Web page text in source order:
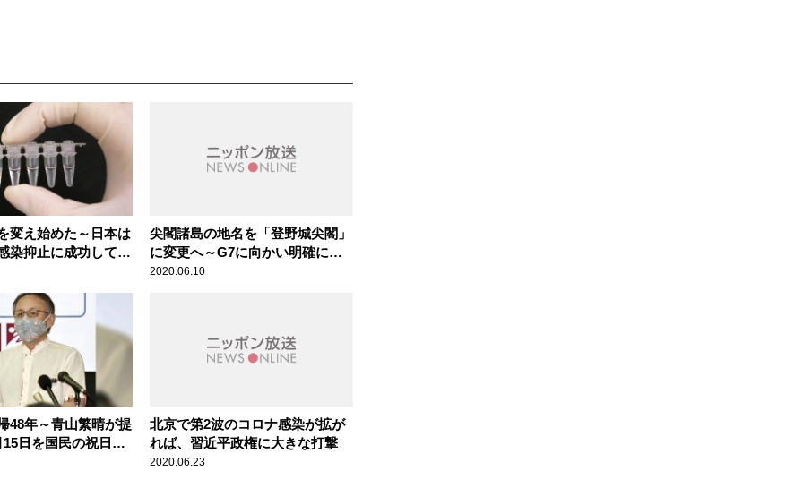
変え始めた～日本は
染抑止に成功してい
尖閣諸島の地名を「登野城尖閣」
に変更へ～G7に向かい明確にな
る中国へのスタンス
2020.06.10
48年～青山繁晴が提
日を国民の祝日
北京で第2波のコロナ感染が拡が
れば、習近平政権に大きな打撃
2020.06.23